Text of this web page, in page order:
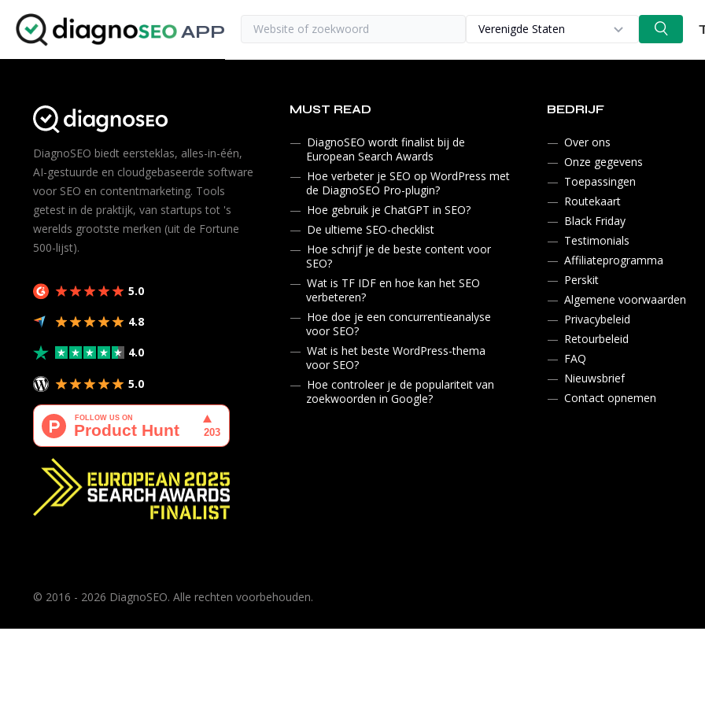
APP
SEO
Off-page SEO
Inhoud
Analytics
DiagnoSEO vs. SurferSEO
DiagnoSEO vs. Yoast
DiagnoSEO biedt eersteklas, alles-in-één,
AI-gestuurde en cloudgebaseerde software
voor SEO en contentmarketing. Tools
getest in de praktijk, van startups tot 's
werelds grootste merken (uit de Fortune
500-lijst).
5.0
4.8
4.0
5.0
MUST READ
DiagnoSEO wordt finalist bij de
European Search Awards
Hoe verbeter je SEO op WordPress met
de DiagnoSEO Pro-plugin?
Hoe gebruik je ChatGPT in SEO?
De ultieme SEO-checklist
Hoe schrijf je de beste content voor
SEO?
Wat is TF IDF en hoe kan het SEO
verbeteren?
Hoe doe je een concurrentieanalyse
voor SEO?
Wat is het beste WordPress-thema
voor SEO?
Hoe controleer je de populariteit van
zoekwoorden in Google?
BEDRIJF
Over ons
Onze gegevens
Toepassingen
Routekaart
Black Friday
Testimonials
Affiliateprogramma
Perskit
Algemene voorwaarden
Privacybeleid
Retourbeleid
FAQ
Nieuwsbrief
Contact opnemen
© 2016 - 2026 DiagnoSEO. Alle rechten voorbehouden.